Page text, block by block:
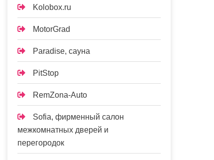
Kolobox.ru
MotorGrad
Paradise, сауна
PitStop
RemZona-Auto
Sofia, фирменный салон
межкомнатных дверей и
перегородок